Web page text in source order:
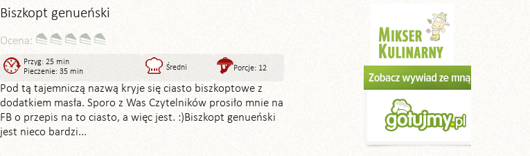
Biszkopt genueński
Ocena:
Przyg: 25 min
Pieczenie: 35 min
Średni Porcje: 12
Pod tą tajemniczą nazwą kryje się ciasto biszkoptowe z
dodatkiem masła. Sporo z Was Czytelników prosiło mnie na
FB o przepis na to ciasto, a więc jest. :)Biszkopt genueński
jest nieco bardzi...